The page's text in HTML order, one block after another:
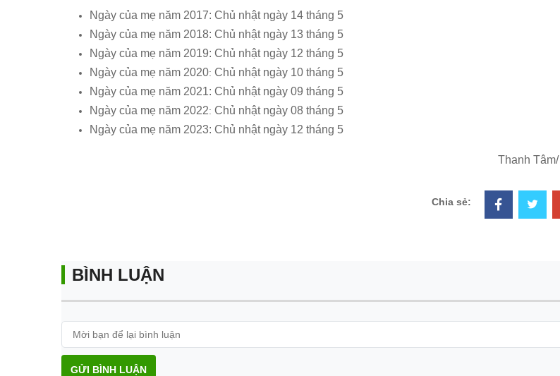
Ngày của mẹ năm 2017: Chủ nhật ngày 14 tháng 5
Ngày của mẹ năm 2018: Chủ nhật ngày 13 tháng 5
Ngày của mẹ năm 2019: Chủ nhật ngày 12 tháng 5
Ngày của mẹ năm 2020: Chủ nhật ngày 10 tháng 5
Ngày của mẹ năm 2021: Chủ nhật ngày 09 tháng 5
Ngày của mẹ năm 2022: Chủ nhật ngày 08 tháng 5
Ngày của mẹ năm 2023: Chủ nhật ngày 12 tháng 5
Thanh Tâm/
Chia sẻ:
BÌNH LUẬN
GỬI BÌNH LUẬN